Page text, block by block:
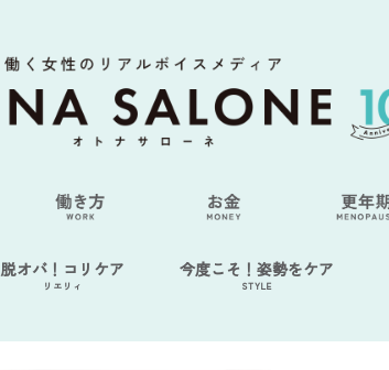
脱オバ！コリケア
リエリィ
今度こそ！姿勢をケア
STYLE